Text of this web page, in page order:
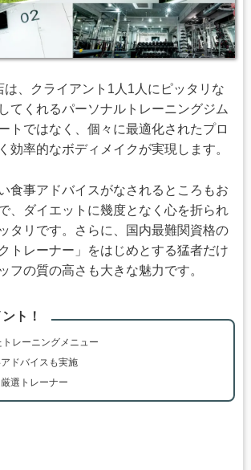
は、クライアント1人1人にピッタリな
てくれるパーソナルトレーニングジム
トではなく、個々に最適化されたプロ
効率的なボディメイクが実現します。
食事アドバイスがなされるところもお
、ダイエットに幾度となく心を折られ
タリです。さらに、国内最難関資格の
トレーナー」をはじめとする猛者だけ
フの質の高さも大きな魅力です。
ト！
レーニングメニュー
ドバイスも実施
選トレーナー